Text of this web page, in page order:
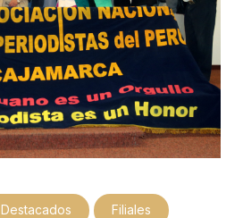
Destacados Filiales